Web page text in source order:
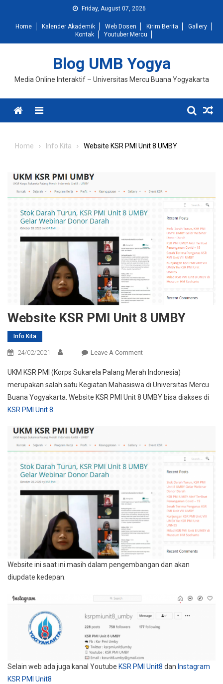
content
Friday, August 07, 2026
Home Kalender Akademik Web Dosen Kirim Berita
Gallery
Kontak
Youtuber Mercu
Blog UMB Yogya
Media Online Interaktif – Universitas Mercu Buana Yogyakarta
Menu
Home Info Kita Website KSR PMI Unit 8 UMBY
Website KSR PMI Unit 8 UMBY
Info Kita
24/02/2021 Leave A CommentOn
KSR
PMI
Unit
UKM KSR PMI (Korps Sukarela Palang Merah Indonesia)
merupakan salah satu Kegiatan Mahasiswa di Universitas Mercu
Buana Yogyakarta. Website KSR PMI Unit 8 UMBY bisa diakses di
KSR PMI Unit 8.
Website ini saat ini masih dalam pengembangan dan akan
diupdate kedepan.
Selain web ada juga kanal Youtube KSR PMI Unit8 dan Instagram
KSR PMI Unit8